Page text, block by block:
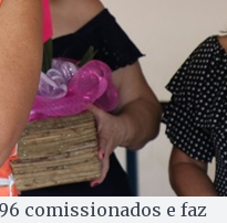
comissionados e faz